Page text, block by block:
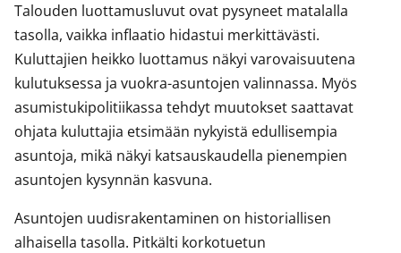
Talouden luottamusluvut ovat pysyneet matalalla
tasolla, vaikka inflaatio hidastui merkittävästi.
Kuluttajien heikko luottamus näkyi varovaisuutena
kulutuksessa ja vuokra-asuntojen valinnassa. Myös
asumistukipolitiikassa tehdyt muutokset saattavat
ohjata kuluttajia etsimään nykyistä edullisempia
asuntoja, mikä näkyi katsauskaudella pienempien
asuntojen kysynnän kasvuna.
Asuntojen uudisrakentaminen on historiallisen
alhaisella tasolla. Pitkälti korkotuetun